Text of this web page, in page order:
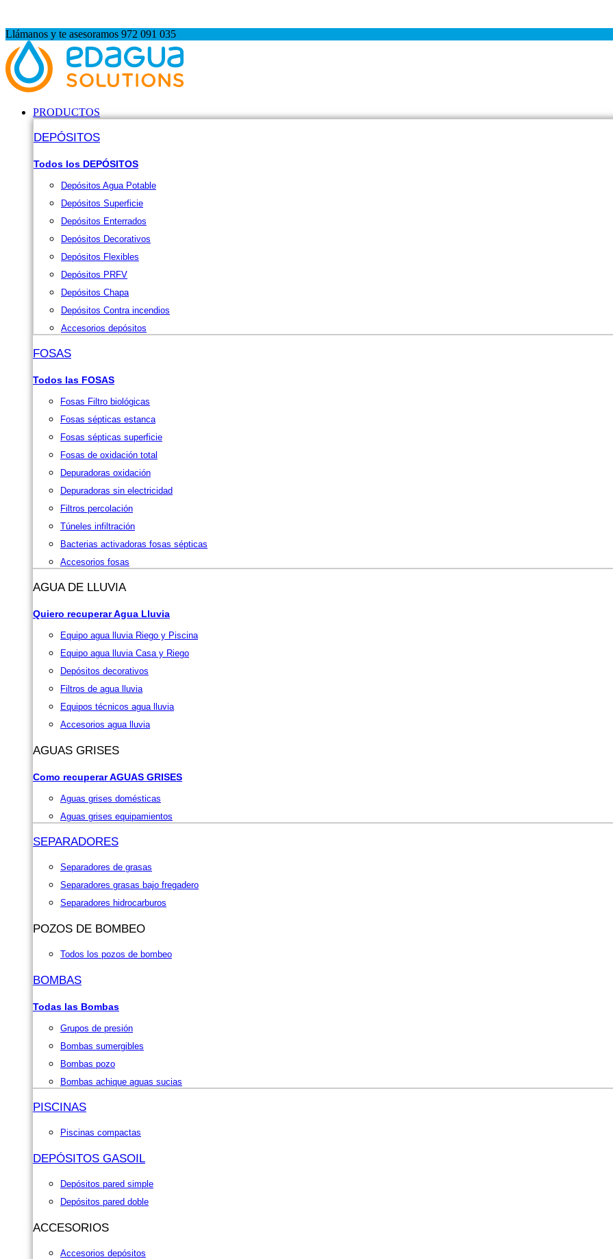
Llámanos y te asesoramos 972 091 035
PRODUCTOS
DEPÓSITOS
Todos los DEPÓSITOS
Depósitos Agua Potable
Depósitos Superficie
Depósitos Enterrados
Depósitos Decorativos
Depósitos Flexibles
Depósitos PRFV
Depósitos Chapa
Depósitos Contra incendios
Accesorios depósitos
FOSAS
Todos las FOSAS
Fosas Filtro biológicas
Fosas sépticas estanca
Fosas sépticas superficie
Fosas de oxidación total
Depuradoras oxidación
Depuradoras sin electricidad
Filtros percolación
Túneles infiltración
Bacterias activadoras fosas sépticas
Accesorios fosas
AGUA DE LLUVIA
Quiero recuperar Agua Lluvia
Equipo agua lluvia Riego y Piscina
Equipo agua lluvia Casa y Riego
Depósitos decorativos
Filtros de agua lluvia
Equipos técnicos agua lluvia
Accesorios agua lluvia
AGUAS GRISES
Como recuperar AGUAS GRISES
Aguas grises domésticas
Aguas grises equipamientos
SEPARADORES
Separadores de grasas
Separadores grasas bajo fregadero
Separadores hidrocarburos
POZOS DE BOMBEO
Todos los pozos de bombeo
BOMBAS
Todas las Bombas
Grupos de presión
Bombas sumergibles
Bombas pozo
Bombas achique aguas sucias
PISCINAS
Piscinas compactas
DEPÓSITOS GASOIL
Depósitos pared simple
Depósitos pared doble
ACCESORIOS
Accesorios depósitos